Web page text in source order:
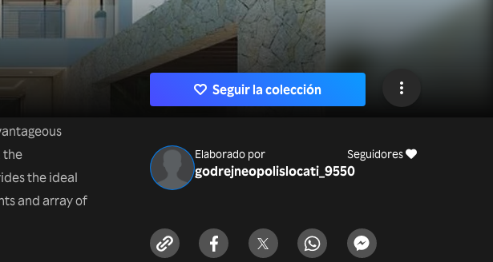
the
the ideal
and array of
Seguir la colección
Elaborado por
godrejneopolislocati_955
Seguidores
0